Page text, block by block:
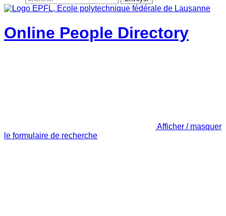
Online People Directory
Afficher / masquer
le formulaire de recherche